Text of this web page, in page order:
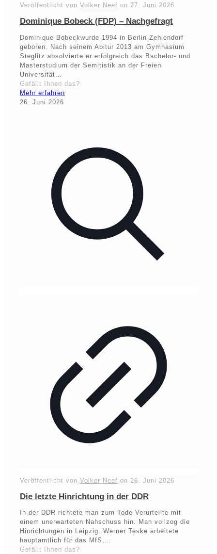
Veröffentlicht von Volker Neef on 27. Juni 2026
Dominique Bobeck (FDP) – Nachgefragt
Dominique Bobeckwurde 1994 in Berlin-Zehlendorf
geboren. Nach seinem Abitur 2013 am Gymnasium
Steglitz absolvierte er erfolgreich das Bachelor- und
Masterstudium der Semitistik an der Freien
Universität…
Gefällt Ihnen das?
Mehr erfahren
26. Juni 2026
Veröffentlicht von Volker Neef on 26. Juni 2026
Die letzte Hinrichtung in der DDR
In der DDR richtete man zum Tode Verurteilte mit
einem unerwarteten Nahschuss hin. Man vollzog die
Hinrichtungen in Leipzig. Werner Teske arbeitete
hauptamtlich für das MfS,…
Gefällt Ihnen das?